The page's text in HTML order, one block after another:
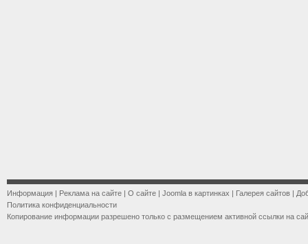
Информация | Реклама на сайте | О сайте | Joomla в картинках | Галерея сайтов |
Политика конфиденциальности
Копирование информации разрешено только с размещением активной ссылки на